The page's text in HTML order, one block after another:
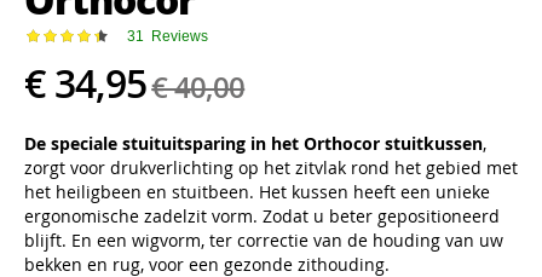
afbeeldingen-
gallerij
Waardering: 31 Reviews
€ 34,95€ 40,00
De speciale stuituitsparing in het Orthocor stuitkussen,
zorgt voor drukverlichting op het zitvlak rond het gebied met
het heiligbeen en stuitbeen. Het kussen heeft een unieke
ergonomische zadelzit vorm. Zodat u beter gepositioneerd
blijft. En een wigvorm, ter correctie van de houding van uw
bekken en rug, voor een gezonde zithouding.